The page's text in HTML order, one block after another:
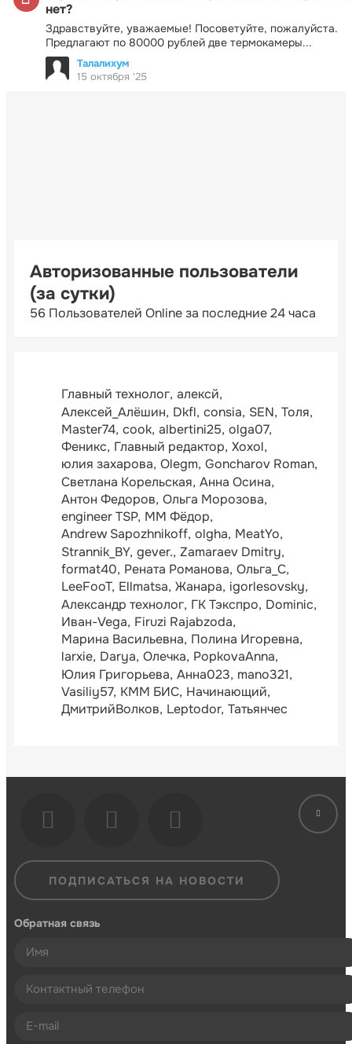
нет?
Здравствуйте, уважаемые! Посоветуйте, пожалуйста.
Предлагают по 80000 рублей две термокамеры...
Талалихум
15 октября '25
Авторизованные пользователи
(за сутки)
56 Пользователей Online за последние 24 часа
Главный технолог алексй
Алексей_Алёшин Dkfl consia SEN Толя
Master74 cook albertini25 olga07
Феникс Главный редактор Xoxol
юлия захарова Olegm Goncharov Roman
Светлана Корельская Анна Осина
Антон Федоров Ольга Морозова
engineer TSP ММ Фёдор
Andrew Sapozhnikoff olgha MeatYo
Strannik_BY gever. Zamaraev Dmitry
format40 Рената Романова Ольга_С
LeeFooT Ellmatsa Жанара igorlesovsky
Александр технолог ГК Тэкспро Dominic
Иван-Vega Firuzi Rajabzoda
Марина Васильевна Полина Игоревна
larxie Darya Олечка PopkovaAnna
Юлия Григорьева Анна023 mano321
Vasiliy57 КММ БИС Начинающий
ДмитрийВолков Leptodor Татьянчес
ПОДПИСАТЬСЯ НА НОВОСТИ
Обратная связь